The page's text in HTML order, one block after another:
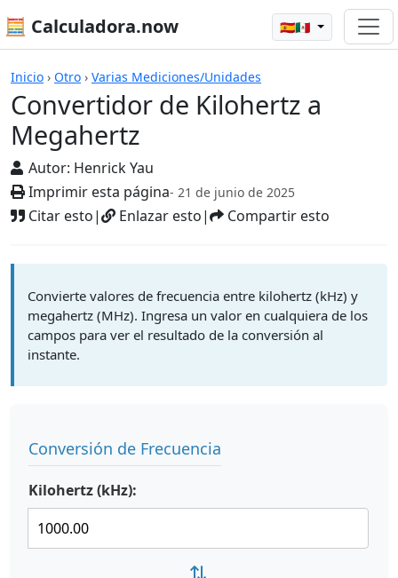
🧮 Calculadora.now 🇪🇸🇲🇽
Inicio › Otro › Varias Mediciones/Unidades
Convertidor de Kilohertz a
Megahertz
Autor: Henrick Yau
Imprimir esta página- 21 de junio de 2025
Citar esto| Enlazar esto| Compartir esto
Calculadoras
Convierte valores de frecuencia entre kilohertz (kHz) y
megahertz (MHz). Ingresa un valor en cualquiera de los
campos para ver el resultado de la conversión al
instante.
Conversión de Frecuencia
Kilohertz (kHz):
⇄